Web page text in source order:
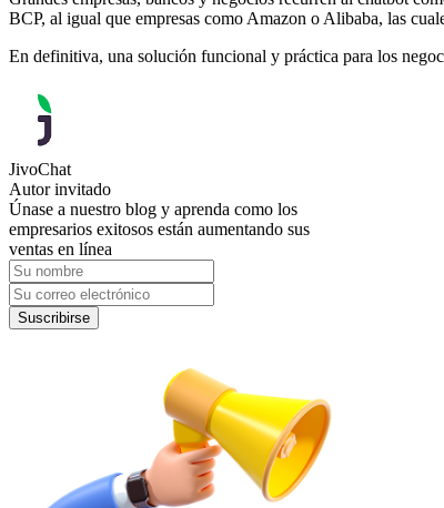
BCP, al igual que empresas como Amazon o Alibaba, las
En definitiva, una solución funcional y práctica para los
JivoChat
Autor invitado
Únase a nuestro blog y aprenda como los
empresarios exitosos están aumentando sus
ventas en línea
Suscribirse